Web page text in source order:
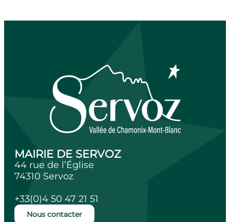
MAIRIE DE SERVOZ
44 rue de l’Église
74310 Servoz
+33(0)4 50 47 21 51
Nous contacter